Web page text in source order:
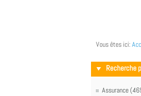
Vous êtes ici:
Recherche
Assurance